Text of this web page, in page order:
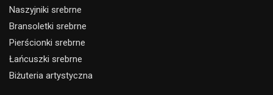
Naszyjniki srebrne
Bransoletki srebrne
Pierścionki srebrne
Łańcuszki srebrne
Biżuteria artystyczna